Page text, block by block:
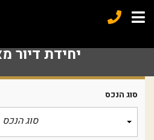
יחידת דיור
סוג הנכס
סוג הנכס